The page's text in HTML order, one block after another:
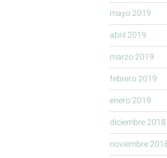
mayo 2019
abril 2019
marzo 2019
febrero 2019
enero 2019
diciembre 2018
noviembre